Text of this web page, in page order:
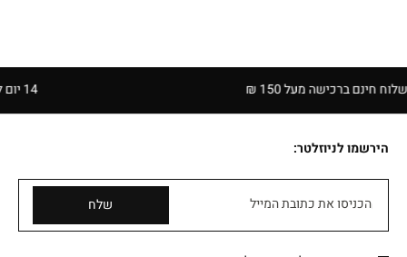
ברכישה מעל 150 ₪
הירשמו לניוזלטר:
הכניסו את כתובת המייל שלח